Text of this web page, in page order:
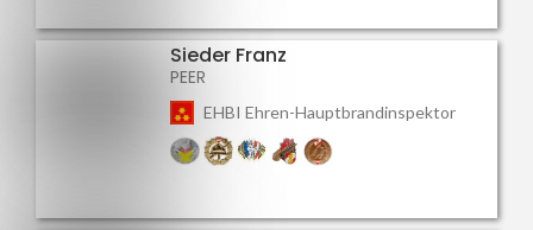
Sieder Franz
PEER
EHBI Ehren-Hauptbrandinspektor